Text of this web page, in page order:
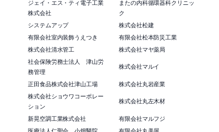
ジェイ・エス・ティ電子工業
株式会社
またの内科循環器科クリニッ
ク
システムアップ
株式会社松建
有限会社室内装飾うえつき
有限会社松本防災工業
株式会社清水管工
株式会社マヤ薬局
社会保険労務士法人 津山労
務管理
株式会社マルイ
正田食品株式会社津山工場
株式会社丸岩産業
株式会社ショウワコーポレー
ション
株式会社丸左木材
新晃空調工業株式会社
有限会社マルフジ
医療法人仁聖会 小畑醫院
有限会社丸美屋